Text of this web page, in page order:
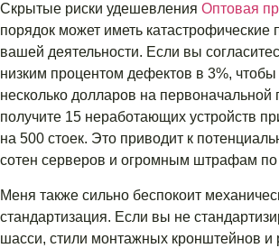
Скрытые риски удешевления Оптовая
порядок может иметь катастрофические
вашей деятельности. Если вы
низким процентом дефектов в 3%, чтобы
несколько долларов на первоначальной
получите 15 неработающих устройств
на 500 стоек. Это приводит к
сотен серверов и огромным штрафам по
Меня также сильно беспокоит
стандартизация. Если вы не
шасси, стили монтажных кронштейнов и